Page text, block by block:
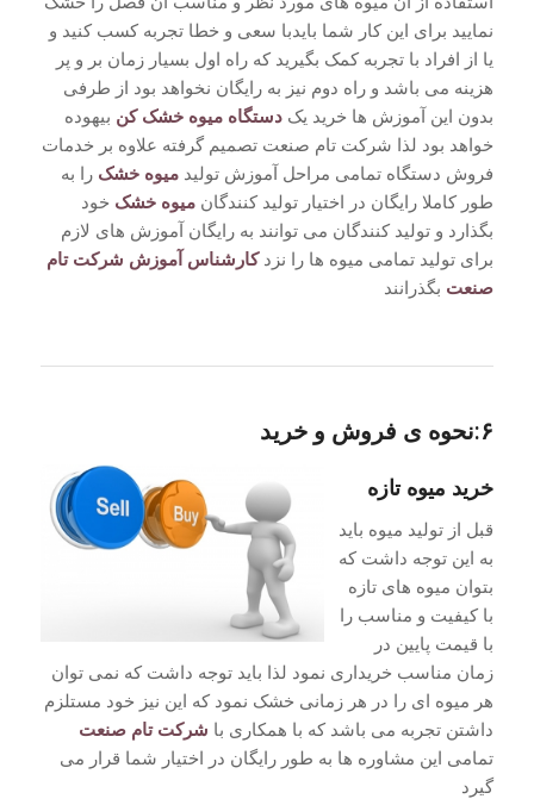
نمایید برای این کار شما بایدبا سعی و خطا تجربه کسب کنید و
یا از افراد با تجربه کمک بگیرید که راه اول بسیار زمان بر و پر
هزینه می باشد و راه دوم نیز به رایگان نخواهد بود از طرفی
بدون این آموزش ها خرید یک دستگاه میوه خشک کن بیهوده
خواهد بود لذا شرکت تام صنعت تصمیم گرفته علاوه بر خدمات
فروش دستگاه تمامی مراحل آموزش تولید میوه خشک را به
طور کاملا رایگان در اختیار تولید کنندگان میوه خشک خود
بگذارد و تولید کنندگان می توانند به رایگان آموزش های لازم
برای تولید تمامی میوه ها را نزدکارشناس آموزش شرکت تام
صنعت بگذرانند
۶:نحوه ی فروش و خرید
خرید میوه تازه
قبل از تولید میوه باید
به این توجه داشت که
بتوان میوه های تازه
با کیفیت و مناسب را
با قیمت پایین در
زمان مناسب خریداری نمود لذا باید توجه داشت که نمی توان
هر میوه ای را در هر زمانی خشک نمود که این نیز خود مستلزم
داشتن تجربه می باشد که با همکاری با شرکت تام صنعت
تمامی این مشاوره ها به طور رایگان در اختیار شما قرار می
گیرد